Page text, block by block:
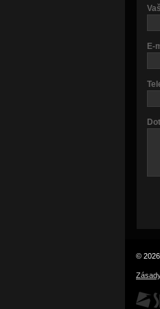
E-
©
SKY